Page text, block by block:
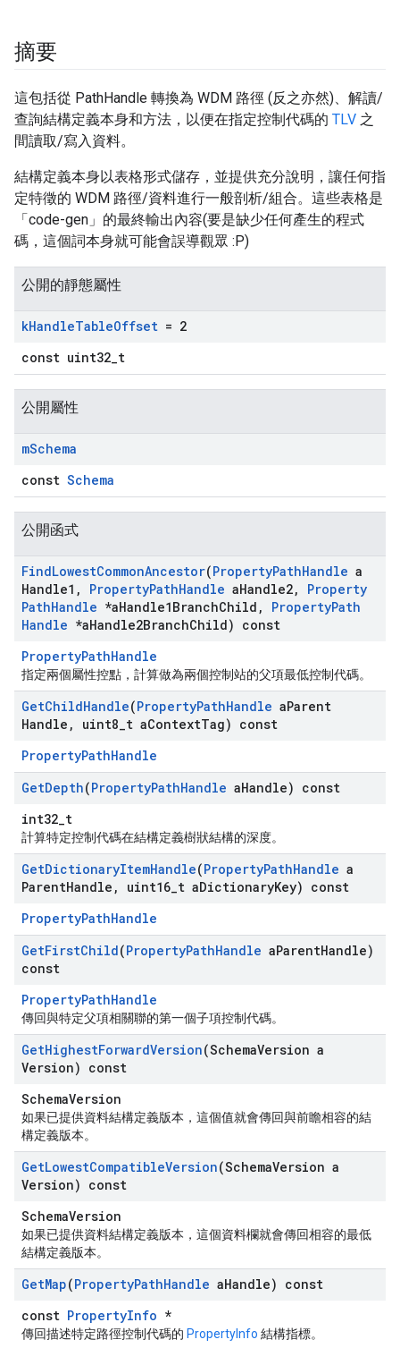
摘要
這包括從 PathHandle 轉換為 WDM 路徑 (反之亦然)、解讀/
查詢結構定義本身和方法，以便在指定控制代碼的 TLV 之
間讀取/寫入資料。
結構定義本身以表格形式儲存，並提供充分說明，讓任何指
定特徵的 WDM 路徑/資料進行一般剖析/組合。這些表格是
「code-gen」的最終輸出內容(要是缺少任何產生的程式
碼，這個詞本身就可能會誤導觀眾 :P)
公開的靜態屬性
kHandleTableOffset = 2
const uint32_t
公開屬性
mSchema
const Schema
公開函式
FindLowestCommonAncestor(PropertyPathHandle a
Handle1 , PropertyPathHandle aHandle2,
Property
PathHandle *aHandle1BranchChild , PropertyPath
Handle *aHandle2BranchChild) const
PropertyPathHandle
指定兩個屬性控點，計算做為兩個控制站的父項最低控制代碼。
GetChildHandle(PropertyPathHandle aParent
Handle , uint8 t aContextTag) const
PropertyPathHandle
GetDepth(PropertyPathHandle aHandle) const
int32_t
計算特定控制代碼在結構定義樹狀結構的深度。
GetDictionaryItemHandle(PropertyPathHandle a
ParentHandle , uint16 t aDictionaryKey) const
PropertyPathHandle
GetFirstChild(PropertyPathHandle aParentHandle)
const
PropertyPathHandle
傳回與特定父項相關聯的第一個子項控制代碼。
GetHighestForwardVersion(SchemaVersion a
Version) const
SchemaVersion
如果已提供資料結構定義版本，這個值就會傳回與前瞻相容的結
構定義版本。
GetLowestCompatibleVersion(SchemaVersion a
Version) const
SchemaVersion
如果已提供資料結構定義版本，這個資料欄就會傳回相容的最低
結構定義版本。
GetMap(PropertyPathHandle aHandle) const
const PropertyInfo *
傳回描述特定路徑控制代碼的 PropertyInfo 結構指標。